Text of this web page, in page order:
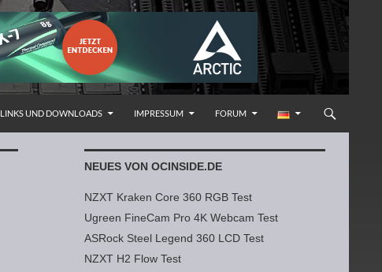
LINKS UND DOWNLOADS IMPRESSUM FORUM
NEUES VON OCINSIDE.DE
NZXT Kraken Core 360 RGB Test
Ugreen FineCam Pro 4K Webcam Test
ASRock Steel Legend 360 LCD Test
NZXT H2 Flow Test